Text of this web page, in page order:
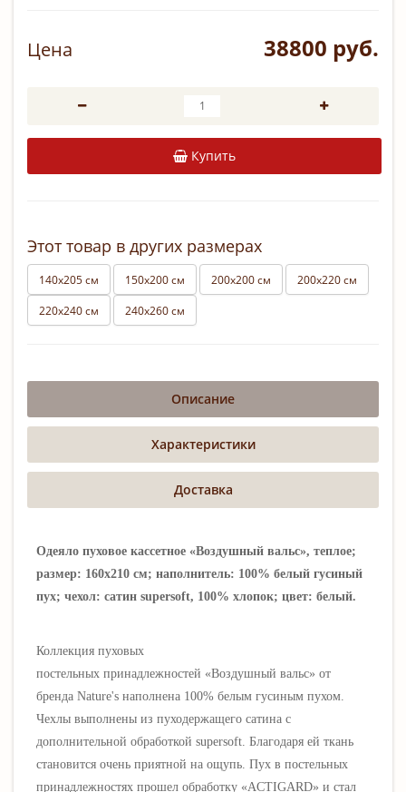
Цена 38800 руб.
Купить
Этот товар в других размерах
140х205 см 150х200 см 200х200 см
200х220 см
220х240 см
240х260 см
Описание
Характеристики
Доставка
Одеяло пуховое кассетное «Воздушный вальс», теплое;
размер: 160х210 см; наполнитель: 100% белый гусиный
пух; чехол: сатин supersoft, 100% хлопок; цвет: белый.
Коллекция пуховых
постельных принадлежностей «Воздушный вальс» от
бренда Nature's наполнена 100% белым гусиным пухом.
Чехлы выполнены из пуходержащего сатина с
дополнительной обработкой supersoft. Благодаря ей ткань
становится очень приятной на ощупь. Пух в постельных
принадлежностях прошел обработку «ACTIGARD» и стал